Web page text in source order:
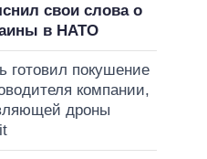
свои слова о
в НАТО
готовил покушение
компании,
дроны